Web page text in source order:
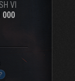
VI
000